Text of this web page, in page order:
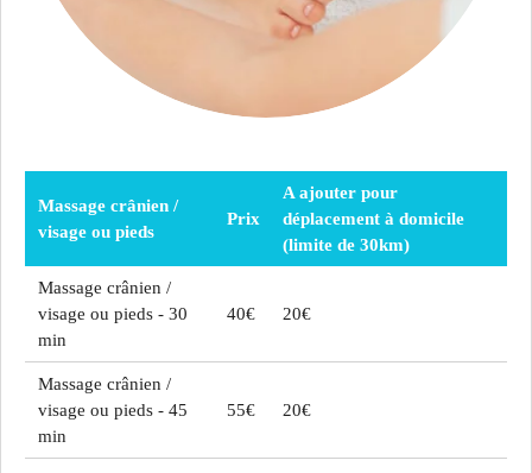
Massage crânien /
visage ou pieds
Prix
A ajouter pour
déplacement à domicile
(limite de 30km)
Massage crânien /
visage ou pieds - 30
min
40€ 20€
Massage crânien /
visage ou pieds - 45
min
55€ 20€